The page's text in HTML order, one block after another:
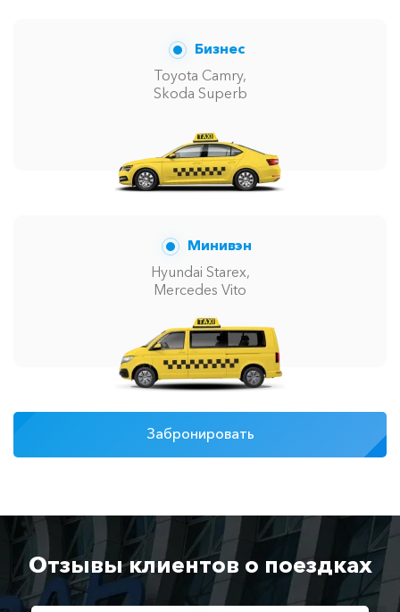
Бизнес
Toyota Camry,
Skoda Superb
Минивэн
Hyundai Starex,
Mercedes Vito
Забронировать
Отзывы клиентов о поездках